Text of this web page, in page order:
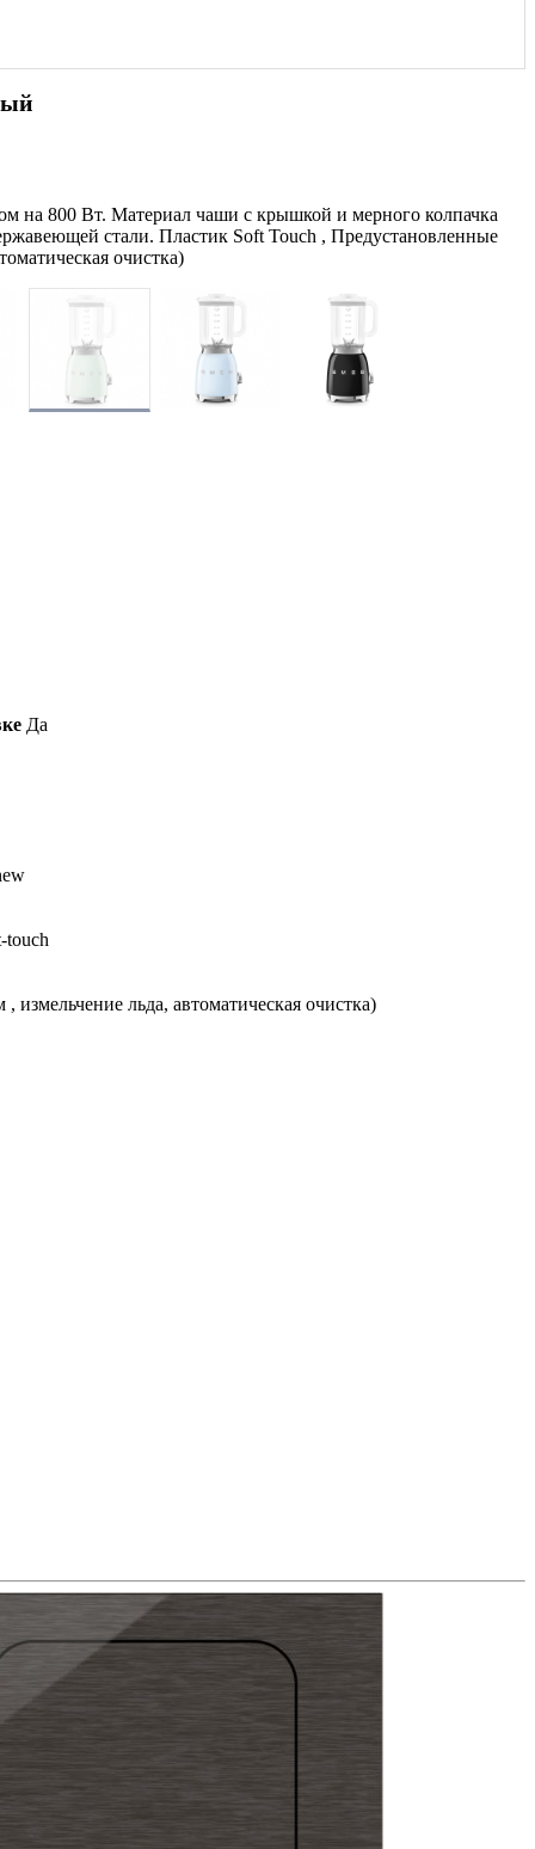
на 800 Вт. Материал чаши с крышкой и мерного колпачка
стали. Пластик Soft Touch , Предустановленные
очистка)
Да
touch
льда, автоматическая очистка)